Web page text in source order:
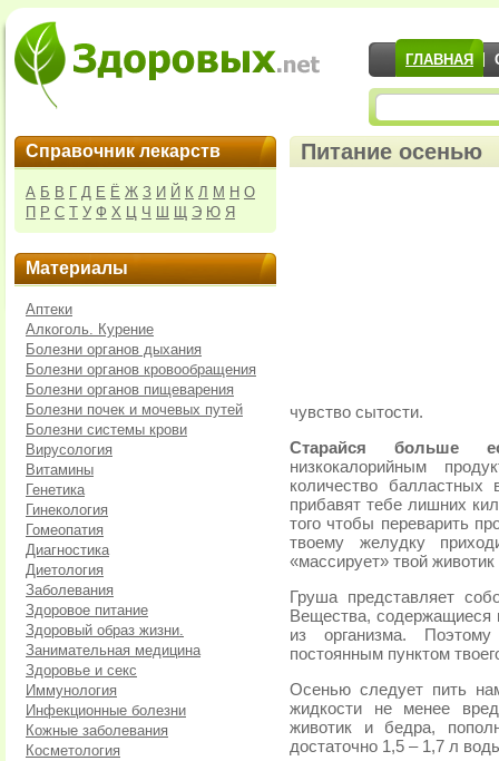
ГЛАВНАЯ
Справочник лекарств
А Б В Г Д Е Ё Ж З И Й К Л М Н О
П Р С Т У Ф Х Ц Ч Ш Щ Э Ю Я
Материалы
Аптеки
Алкоголь. Курение
Болезни органов дыхания
Болезни органов кровообращения
Болезни органов пищеварения
Болезни почек и мочевых путей
Болезни системы крови
Вирусология
Витамины
Генетика
Гинекология
Гомеопатия
Диагностика
Диетология
Заболевания
Здоровое питание
Здоровый образ жизни.
Занимательная медицина
Здоровье и секс
Иммунология
Инфекционные болезни
Кожные заболевания
Косметология
Питание осенью
чувство сытости.
Старайся больше
низкокалорийным
количество
прибавят тебе лишних
того чтобы переварить
твоему желудку
«массирует» твой
Груша представляет
Вещества, содержащиеся
из организма.
постоянным пунктом
Осенью следует пить
жидкости не менее
животик и бедра,
достаточно 1,5 – 1,7 л